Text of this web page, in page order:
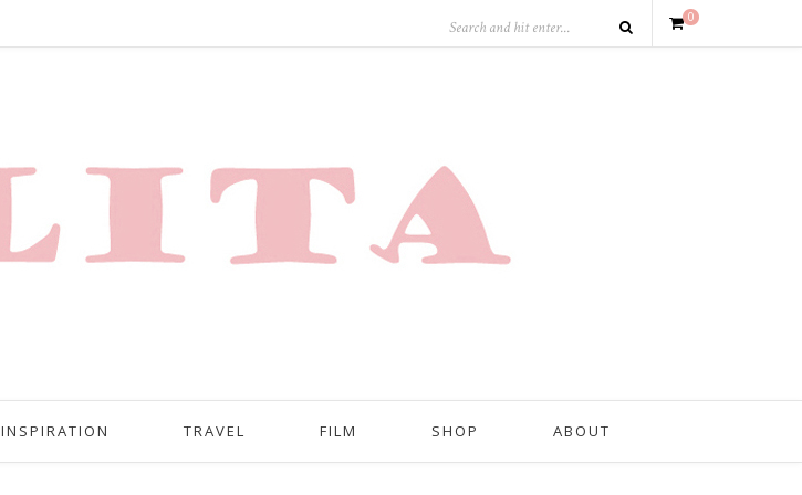
0
INSPIRATION TRAVEL FILM SHOP ABOUT